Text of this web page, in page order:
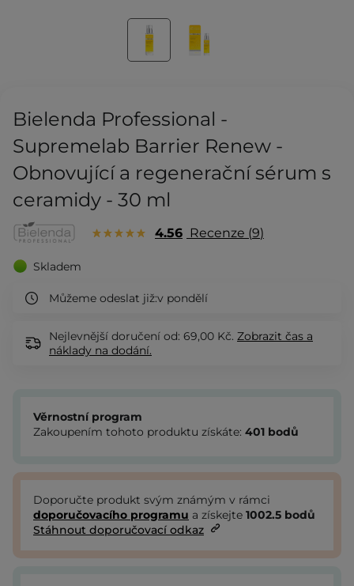
Bielenda Professional -
Supremelab Barrier Renew -
Obnovující a regenerační sérum s
ceramidy - 30 ml
4.56 Recenze 9
Skladem
Můžeme odeslat již:v pondělí
Nejlevnější doručení od: 69,00 Kč. Zobrazit čas a
náklady na dodání.
Věrnostní program
Zakoupením tohoto produktu získáte: 401 bodů
Doporučte produkt svým známým v rámci
doporučovacího programu a získejte 1002.5 bodů
Stáhnout doporučovací odkaz